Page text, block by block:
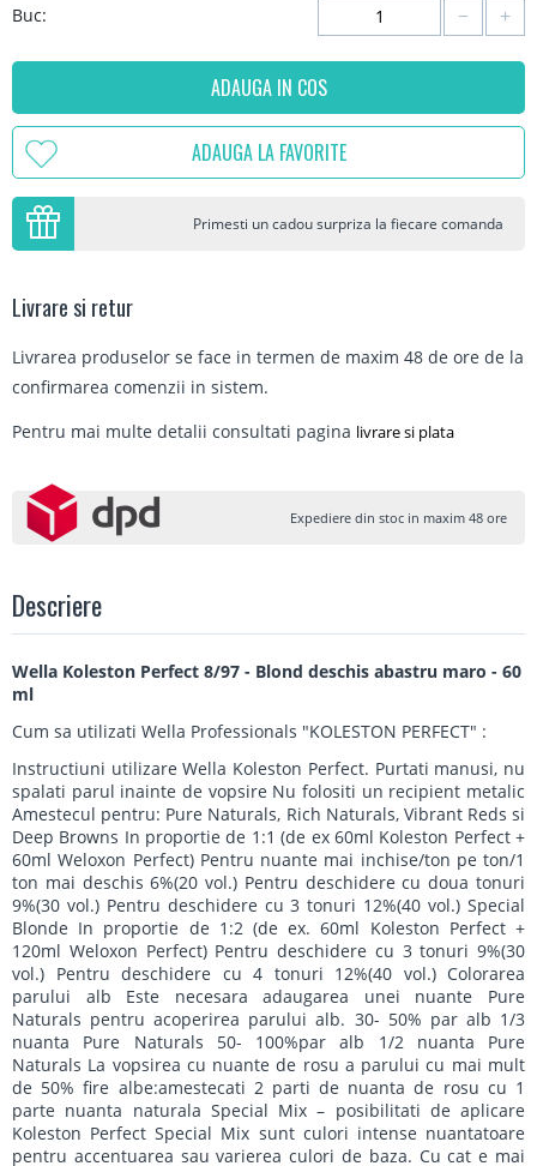
Buc: +
−
ADAUGA IN COS
ADAUGA LA FAVORITE
Primesti un cadou surpriza la fiecare comanda
Livrare si retur
Livrarea produselor se face in termen de maxim 48 de ore de la
confirmarea comenzii in sistem.
Pentru mai multe detalii consultati pagina livrare si plata
Expediere din stoc in maxim 48 ore
Descriere
Wella Koleston Perfect 8/97 - Blond deschis abastru maro - 60
ml
Cum sa utilizati Wella Professionals "KOLESTON PERFECT" :
Instructiuni utilizare Wella Koleston Perfect. Purtati manusi, nu
spalati parul inainte de vopsire Nu folositi un recipient metalic
Amestecul pentru: Pure Naturals, Rich Naturals, Vibrant Reds si
Deep Browns In proportie de 1:1 (de ex 60ml Koleston Perfect +
60ml Weloxon Perfect) Pentru nuante mai inchise/ton pe ton/1
ton mai deschis 6%(20 vol.) Pentru deschidere cu doua tonuri
9%(30 vol.) Pentru deschidere cu 3 tonuri 12%(40 vol.) Special
Blonde In proportie de 1:2 (de ex. 60ml Koleston Perfect +
120ml Weloxon Perfect) Pentru deschidere cu 3 tonuri 9%(30
vol.) Pentru deschidere cu 4 tonuri 12%(40 vol.) Colorarea
parului alb Este necesara adaugarea unei nuante Pure
Naturals pentru acoperirea parului alb. 30- 50% par alb 1/3
nuanta Pure Naturals 50- 100%par alb 1/2 nuanta Pure
Naturals La vopsirea cu nuante de rosu a parului cu mai mult
de 50% fire albe:amestecati 2 parti de nuanta de rosu cu 1
parte nuanta naturala Special Mix – posibilitati de aplicare
Koleston Perfect Special Mix sunt culori intense nuantatoare
pentru accentuarea sau varierea culori de baza. Cu cat e mai